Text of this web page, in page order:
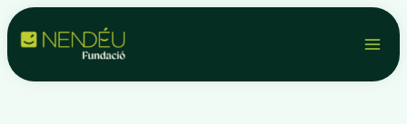
Vés
al
contingut
Main
LinkedInYouTube
Facebook
X Instagram
WhatsApp